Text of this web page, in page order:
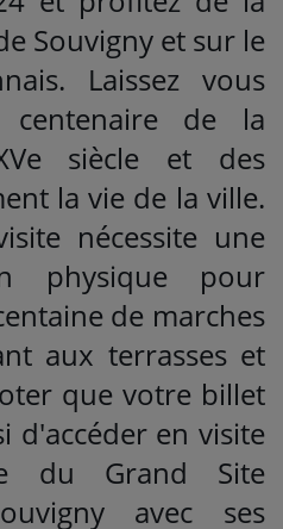
Souvigny et sur le
Laissez vous
centenaire de la
siècle et des
la vie de la ville.
nécessite une
physique pour
de marches
aux terrasses et
que votre billet
d'accéder en visite
du Grand Site
avec ses